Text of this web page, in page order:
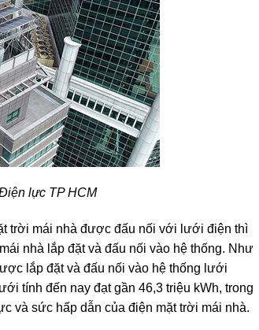
lực TP HCM
trời mái nhà được đấu nối với lưới điện thì
nhà lắp đặt và đấu nối vào hệ thống. Như
lắp đặt và đấu nối vào hệ thống lưới
tính đến nay đạt gần 46,3 triệu kWh, trong
và sức hấp dẫn của điện mặt trời mái nhà.